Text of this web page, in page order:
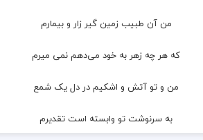
  من آن طبیب زمین گیر زار و بیمارم
  که هر چه زهر به خود می‌دهم نمی میرم
  من و تو آتش و اشکیم در دل یک شمع
  به سرنوشت تو وابسته است تقدیرم